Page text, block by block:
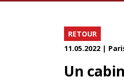
RETOUR
11.05.2022 |
Un